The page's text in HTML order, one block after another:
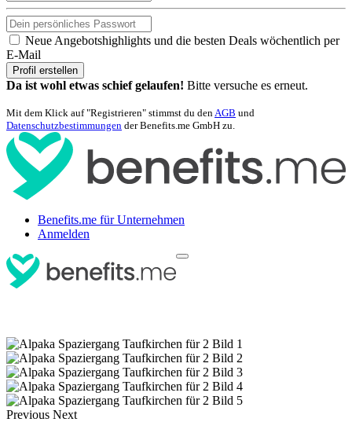
Neue Angebotshighlights und die besten Deals wöchentlich per
E-Mail
Profil erstellen
Da ist wohl etwas schief gelaufen! Bitte versuche es erneut.
Mit dem Klick auf "Registrieren" stimmst du denAGB und
Datenschutzbestimmungen der Benefits.me GmbH zu.
Benefits.me für Unternehmen
Anmelden
Previous Next